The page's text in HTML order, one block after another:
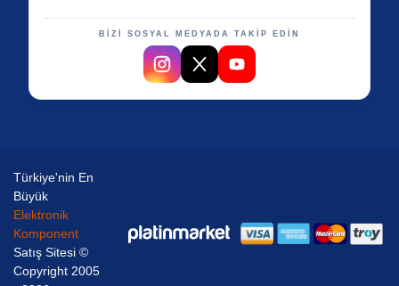
BİZİ SOSYAL MEDYADA TAKİP EDİN
Türkiye'nin En
Büyük
Elektronik
Komponent
Satış Sitesi ©
Copyright 2005